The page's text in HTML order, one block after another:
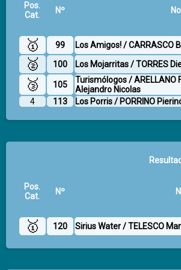
Pos.
Cat.
Nº
🥇 99 Los Amigos! / CARRASCO
🥈 100 Los Mojarritas / TORRES
🥉 105
Turismólogos / ARELLANO
Alejandro Nicolas
4
113 Los Porris / PORRINO
Pos.
Cat.
Nº
🥇 120 Sirius Water / TELESCO